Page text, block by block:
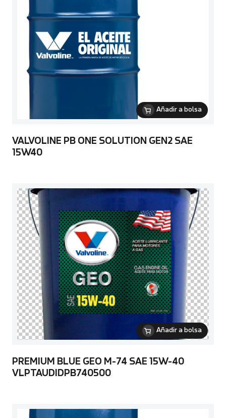
Añadir a bolsa
VALVOLINE PB ONE SOLUTION GEN2 SAE
15W40
Añadir a bolsa
PREMIUM BLUE GEO M-74 SAE 15W-40
VLPTAUDIDPB740500